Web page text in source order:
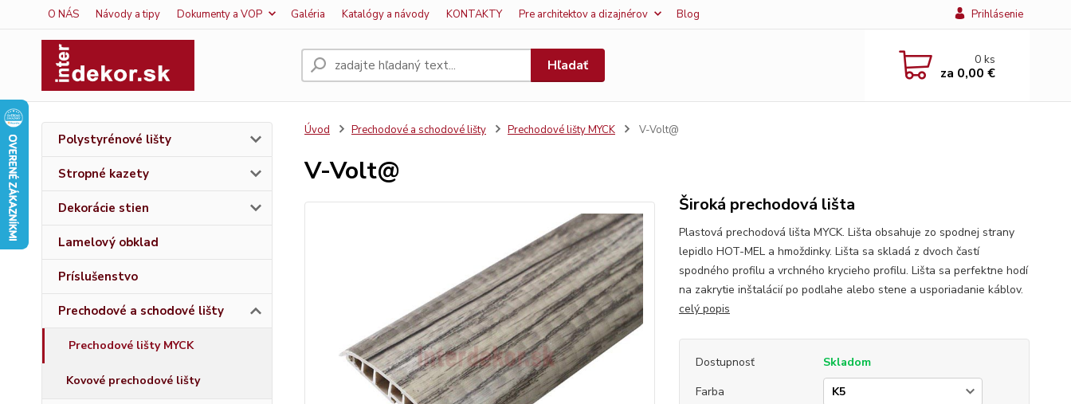
O NÁS Návody a tipy Dokumenty a VOP Galéria Katalógy a návody KONTAKTY Pre architektov a dizajnérov Blog Prihlásenie
Hľadať 0ks
za 0,00 €
Polystyrénové lišty
Stropné kazety
Dekorácie stien
Lamelový obklad
Príslušenstvo
Prechodové a schodové lišty
Prechodové lišty MYCK
Kovové prechodové lišty
Úvod Prechodové a schodové lišty Prechodové lišty MYCK V-Volt@
V-Volt@
Široká prechodová lišta
Plastová prechodová lišta MYCK. Lišta obsahuje zo spodnej strany
lepidlo HOT-MEL a hmoždinky. Lišta sa skladá z dvoch častí
spodného profilu a vrchného krycieho profilu. Lišta sa perfektne hodí
na zakrytie inštalácií po podlahe alebo stene a usporiadanie káblov.
celý popis
Dostupnosť
Skladom
Farba